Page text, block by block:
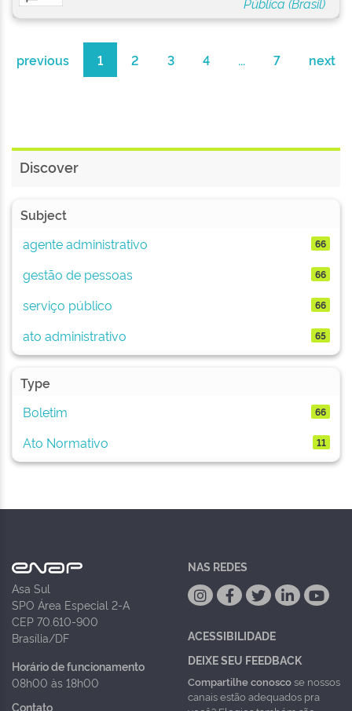
previous 1 2 3 4 ... 7 next
Discover
Subject
agente administrativo
66
gestão de pessoas 66
serviço público 66
ato administrativo 65
Type
Boletim
66
Ato Normativo 11
Asa Sul
SPO Área Especial 2-A
CEP 70.610-900
Brasília/DF
Horário de funcionamento
08h00 às 18h00
Contato
NAS REDES
ACESSIBILIDADE
DEIXE SEU FEEDBACK
Compartilhe conoscose nossos
canais estão adequados pra